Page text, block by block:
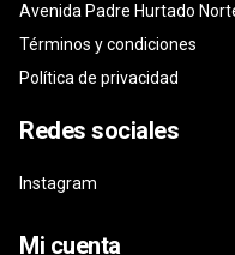
Avenida Padre Hurtado
Términos y condiciones
Política de privacidad
Redes sociales
Instagram
Mi cuenta